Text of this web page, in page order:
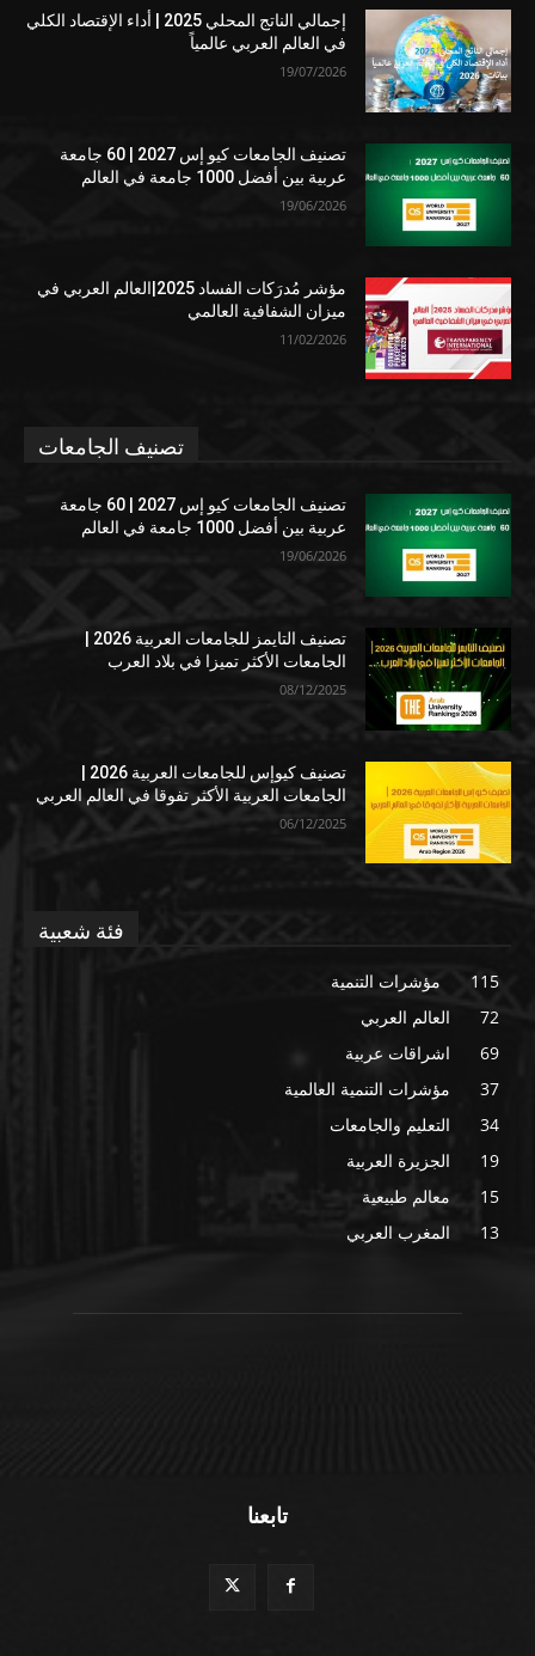
إجمالي الناتج المحلي 2025 | أداء الإقتصاد الكلي
في العالم العربي عالمياً
19/07/2026
تصنيف الجامعات كيو إس 2027 | 60 جامعة
عربية بين أفضل 1000 جامعة في العالم
19/06/2026
مؤشر مُدرَكات الفساد 2025|العالم العربي في
ميزان الشفافية العالمي
11/02/2026
تصنيف الجامعات
تصنيف الجامعات كيو إس 2027 | 60 جامعة
عربية بين أفضل 1000 جامعة في العالم
19/06/2026
الجامعات الأكثر تميزا في بلاد العرب
08/12/2025
الجامعات العربية الأكثر تفوقا في العالم العربي
06/12/2025
فئة شعبية
مؤشرات التنمية
115
العالم العربي
72
اشراقات عربية
69
مؤشرات التنمية العالمية
37
التعليم والجامعات
34
الجزيرة العربية
19
معالم طبيعية
15
المغرب العربي
13
تابعنا